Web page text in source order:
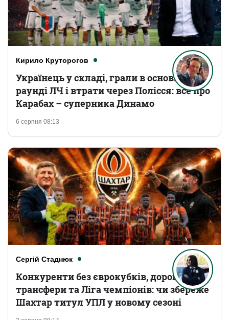
Кирило Круторогов
6 серпня 08:13
Українець у складі, грали в основному
раунді ЛЧ і втрати через Полісся: все про
Карабах – суперника Динамо
Сергій Стаднюк
Конкуренти без єврокубків, дорогі
трансфери та Ліга чемпіонів: чи збереже
Шахтар титул УПЛ у новому сезоні